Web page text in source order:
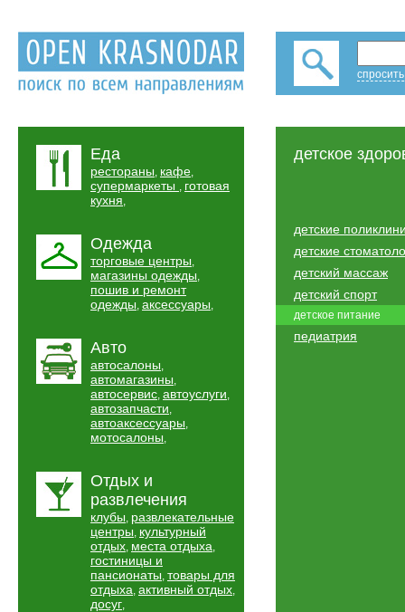
Еда
рестораны, кафе,
супермаркеты , готовая
кухня,
Одежда
торговые центры,
магазины одежды,
пошив и ремонт
одежды, аксессуары,
Авто
автосалоны,
автомагазины,
автосервис, автоуслуги,
автозапчасти,
автоаксессуары,
мотосалоны,
Отдых и
развлечения
клубы, развлекательные
центры, культурный
отдых, места отдыха,
гостиницы и
пансионаты, товары для
отдыха, активный отдых,
досуг,
детское
детские
детские
детский массаж
детский спорт
детское питание
педиатрия